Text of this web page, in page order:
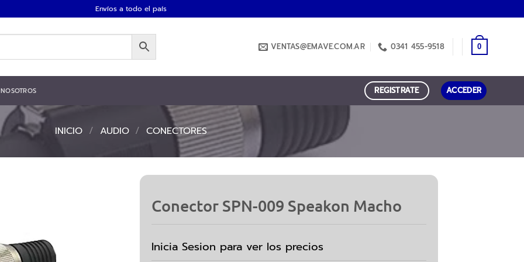
Envíos a todo el país
VENTAS@EMAVE.COM.AR 0341 455-9518 0
NOSOTROS REGISTRATE ACCEDER
INICIO / AUDIO / CONECTORES
Conector SPN-009 Speakon Macho
Inicia Sesion para ver los precios